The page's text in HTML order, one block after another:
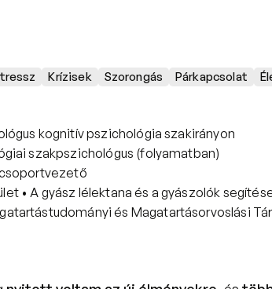
Krízisek Szorongás Párkapcsolat
kognitív pszichológia szakirányon
szakpszichológus (folyamatban)
• A gyász lélektana és a gyászolók
és Magatartásorvoslási